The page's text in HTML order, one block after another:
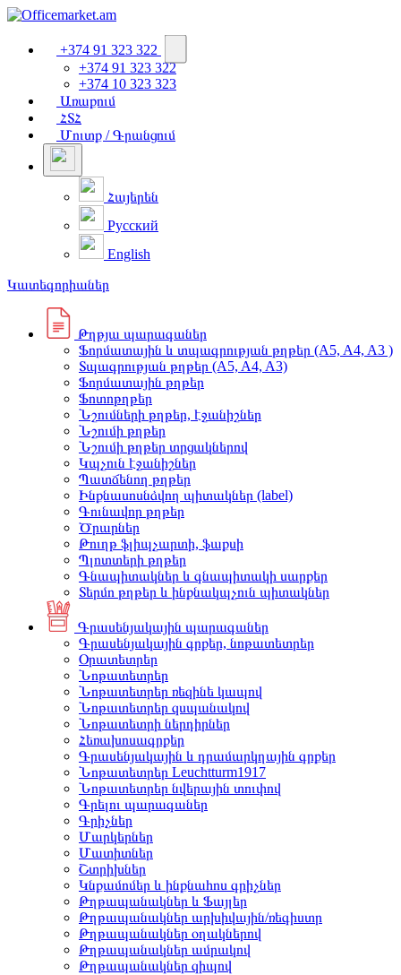
+374 91 323 322
+374 91 323 322
+374 10 323 323
Առաքում
ՀՏՀ
Մուտք / Գրանցում
Հայերեն
Русский
English
Կատեգորիաներ
Թղթյա պարագաներ
Ֆորմատային և տպագրության թղթեր (A5, A4, A3 )
Տպագրության թղթեր (A5, A4, A3)
Ֆորմատային թղթեր
Ֆոտոթղթեր
Նշումների թղթեր, էջանիշներ
Նշումի թղթեր
Նշումի թղթեր տրցակներով
Կպչուն էջանիշներ
Պատճենող թղթեր
Ինքնասոսնձվող պիտակներ (label)
Գունավոր թղթեր
Ծրարներ
Թուղթ ֆլիպչարտի, ֆաքսի
Պլոտտերի թղթեր
Գնապիտակներ և գնապիտակի սարքեր
Տերմո թղթեր և ինքնակպչուն պիտակներ
Գրասենյակային պարագաներ
Գրասենյակային գրքեր, նոթատետրեր
Օրատետրեր
Նոթատետրեր
Նոթատետրեր ռեզինե կապով
Նոթատետրեր զսպանակով
Նոթատետրի ներդիրներ
Հեռախոսագրքեր
Գրասենյակային և դրամարկղային գրքեր
Նոթատետրեր Leuchtturm1917
Նոթատետրեր նվերային տուփով
Գրելու պարագաներ
Գրիչներ
Մարկերներ
Մատիտներ
Շտրիխներ
Կնքամոմեր և ինքնահոս գրիչներ
Թղթապանակներ և Ֆայլեր
Թղթապանակներ արխիվային/ռեգիստր
Թղթապանակներ օղակներով
Թղթապանակներ ամրակով
Թղթապանակներ զիպով